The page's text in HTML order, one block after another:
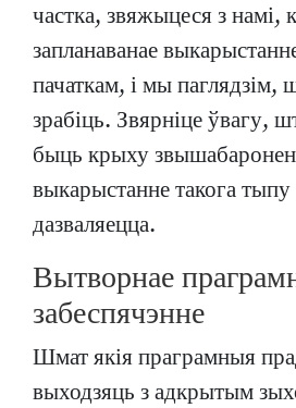
частка, звяжыцеся з намі,
запланаванае
пачаткам, і мы паглядзім,
зрабіць. Звярніце ўвагу,
быць крыху
выкарыстанне такога тыпу
дазваляецца.
Вытворнае
забеспячэнне
Шмат якія праграмныя
выходзяць з адкрытым